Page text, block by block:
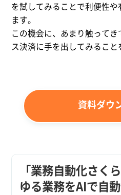
を試してみることで利便性
ます。
この機会に、あまり触って
ス決済に手を出してみること
資料ダウ
「業務自動化さく
ゆる業務をAIで自